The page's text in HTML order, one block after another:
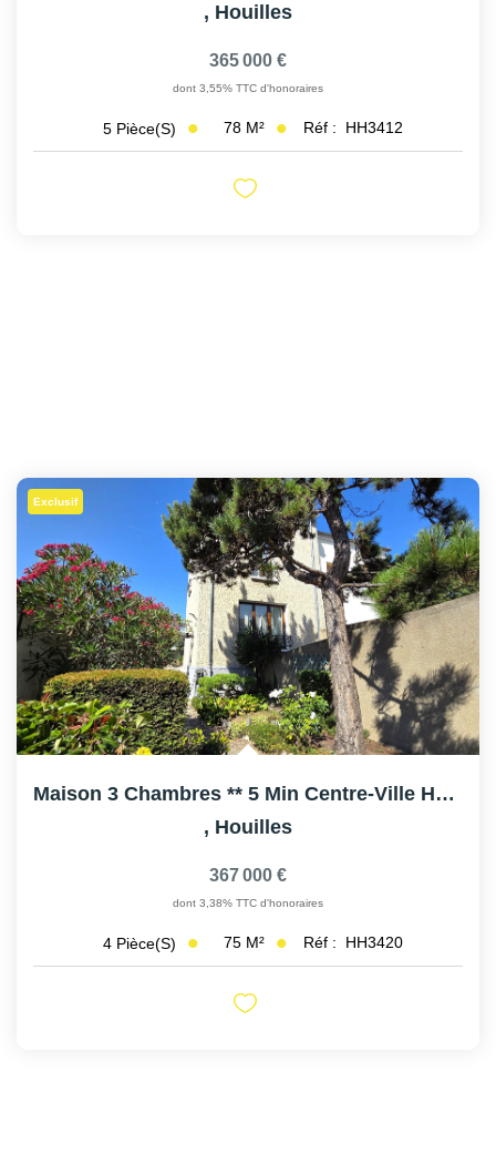
, Houilles
365 000 €
dont 3,55% TTC d'honoraires
5 Pièce(s) 78 M² Réf : HH3412
Exclusif
Maison 3 Chambres ** 5 Min Centre-Ville HOUILLES
, Houilles
367 000 €
dont 3,38% TTC d'honoraires
4 Pièce(s) 75 M² Réf : HH3420